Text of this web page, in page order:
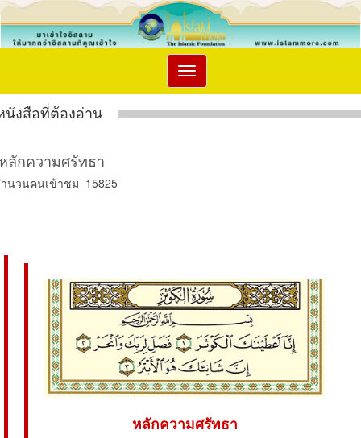
Toggle
navigation
นังสือที่ต้องอ่าน
ลักความศรัทธา
นวนคนเข้าชม 15825
หลักความศรัทธา